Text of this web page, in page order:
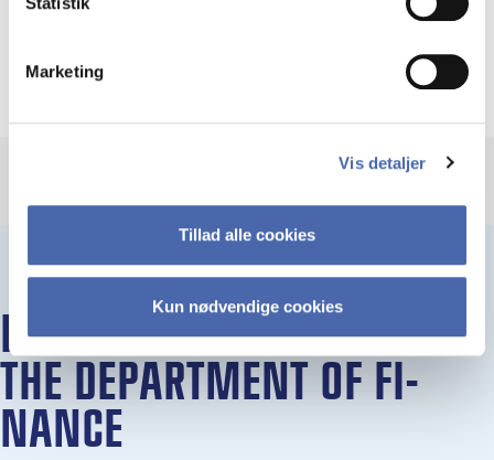
Marketing
Vis detaljer
Tillad alle cookies
Kun nødvendige cookies
fundamentally interdependent in modern data
EVENTS AND SE­MI­NARS AT
THE DE­PART­MENT OF FI­
NAN­CE